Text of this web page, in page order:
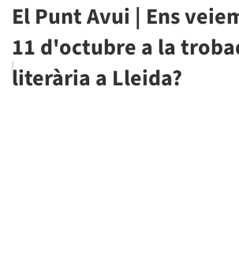
El Punt Avui | Ens
11 d'octubre a la
literària a Lleida?